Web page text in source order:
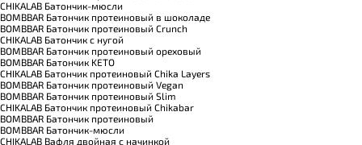
CHIKALAB Батончик-мюсли
BOMBBAR Батончик протеиновый в шоколаде
BOMBBAR Батончик протеиновый Crunch
CHIKALAB Батончик с нугой
BOMBBAR Батончик протеиновый ореховый
BOMBBAR Батончик KETO
CHIKALAB Батончик протеиновый Chika Layers
BOMBBAR Батончик протеиновый Vegan
BOMBBAR Батончик протеиновый Slim
CHIKALAB Батончик протеиновый Chikabar
BOMBBAR Батончик протеиновый
BOMBBAR Батончик-мюсли
CHIKALAB Вафля двойная с начинкой